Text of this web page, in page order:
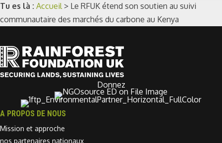
Tu es là : Accueil > Le RFUK étend son soutien au suivi
communautaire des marchés du carbone au Kenya
Donnez
A PROPOS DE NOUS
Mission et approche
nos partenaires nationaux